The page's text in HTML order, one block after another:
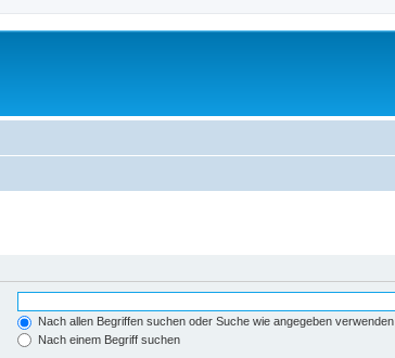
Nach allen Begriffen suchen oder Suche wie angegeben verwenden
Nach einem Begriff suchen